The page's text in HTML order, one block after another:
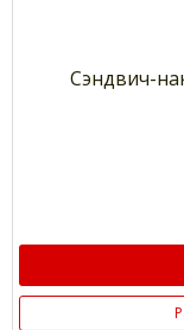
Сэндвич-